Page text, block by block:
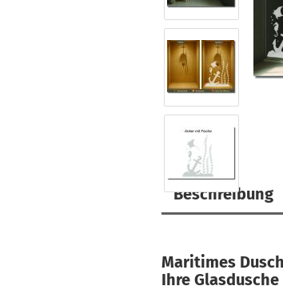
Beschreibung
Maritimes
Ihre Glasdusche